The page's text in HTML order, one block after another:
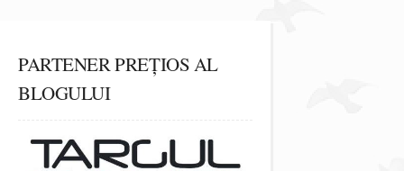
PARTENER PREȚIOS AL
BLOGULUI